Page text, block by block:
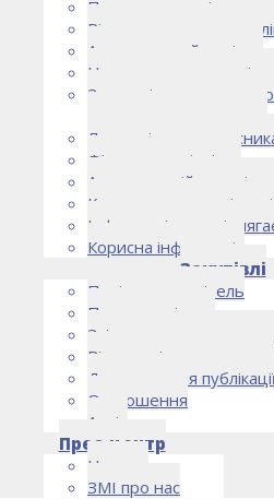
Правоустановчі
Рішення органу
Аудиторський комітет
Нормативно-правові
Загальні умови
Лист очікувань
Фінансова звітність
Антикорупційна політика
Кодекс етики та ділової
Інформація, що
Корисна інформація
Закупівлі
Політика закупівель
План закупівель
Звіт про використання
Відомості про договори
Договори для
Оголошення
Архів
Прес-центр
Новини
ЗМІ про нас